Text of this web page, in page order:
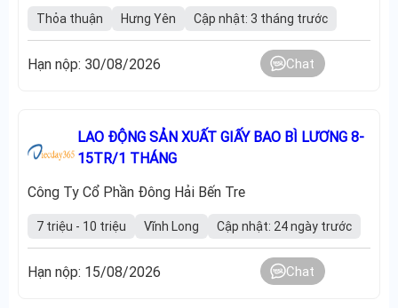
Thỏa thuận Hưng Yên Cập nhật: 3 tháng trước
Hạn nộp: 30/08/2026 Chat
LAO ĐỘNG SẢN XUẤT GIẤY BAO BÌ LƯƠNG 8-
15TR/1 THÁNG
Công Ty Cổ Phần Đông Hải Bến Tre
7 triệu - 10 triệu Vĩnh Long Cập nhật: 24 ngày trước
Hạn nộp: 15/08/2026 Chat